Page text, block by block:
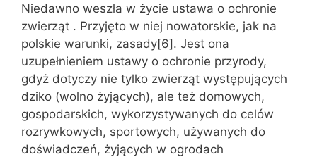
Niedawno weszła w życie ustawa o ochronie
zwierząt . Przyjęto w niej nowatorskie, jak na
polskie warunki, zasady[6]. Jest ona
uzupełnieniem ustawy o ochronie przyrody,
gdyż dotyczy nie tylko zwierząt występujących
dziko (wolno żyjących), ale też domowych,
gospodarskich, wykorzystywanych do celów
rozrywkowych, sportowych, używanych do
doświadczeń, żyjących w ogrodach